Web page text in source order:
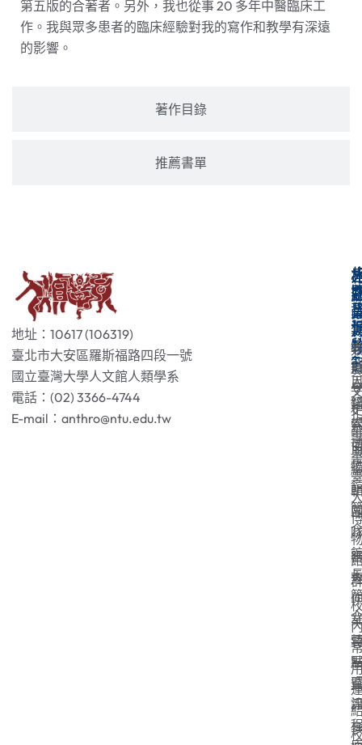
著作目錄
推薦書單
第五版的合著者。另外，我也從事 20 多年中醫臨床工
作。我與眾多患者的臨床經驗對我的寫作和教學有深遠
的影響。
地址：10617 (106319)
臺北市大安區羅斯福路四段一號
國立臺灣大學人文館人類學系
電話：(02) 3366-4744
E-mail：anthro@ntu.edu.tw